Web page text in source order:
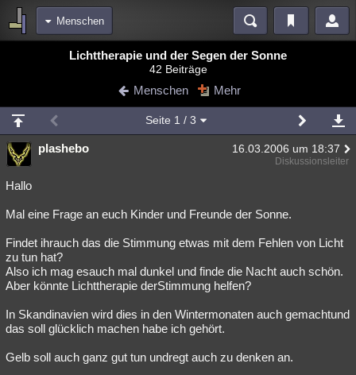
Menschen
Blogs
Chat Wiki Neuigkeiten
meine Rubriken
Menschen Wissenschaft Mystery Kriminalfälle
Spiritualität
Natur Umfragen Unterhaltung
weitere Rubriken
Philosophie
Astronomie Helpdesk Gruppen Gaming
Musik Clash Verbesserungen Allmystery English
Lichttherapie und der Segen der Sonne
42 Beiträge
Menschen Mehr
Seite 1 / 3
plashebo 16.03.2006 um 18:37
Diskussionsleiter
Hallo
Mal eine Frage an euch Kinder und Freunde der Sonne.
Findet ihrauch das die Stimmung etwas mit dem Fehlen von Licht
zu tun hat?
Also ich mag esauch mal dunkel und finde die Nacht auch schön.
Aber könnte Lichttherapie derStimmung helfen?
In Skandinavien wird dies in den Wintermonaten auch gemachtund
das soll glücklich machen habe ich gehört.
Gelb soll auch ganz gut tun undregt auch zu denken an.